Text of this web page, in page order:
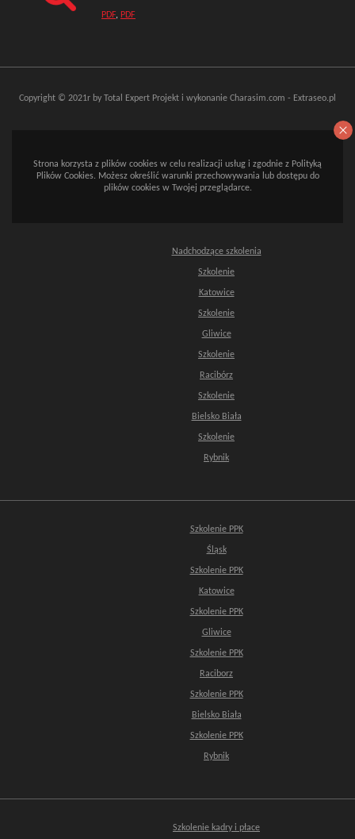
PDF, PDF
Copyright © 2021r by Total Expert Projekt i wykonanie Charasim.com - Extraseo.pl
Strona korzysta z plików cookies w celu realizacji usług i zgodnie z Polityką
Plików Cookies. Możesz określić warunki przechowywania lub dostępu do
plików cookies w Twojej przeglądarce.
Nadchodzące szkolenia
Szkolenie
Katowice
Szkolenie
Gliwice
Szkolenie
Racibórz
Szkolenie
Bielsko Biała
Szkolenie
Rybnik
Szkolenie PPK
Śląsk
Szkolenie PPK
Katowice
Szkolenie PPK
Gliwice
Szkolenie PPK
Raciborz
Szkolenie PPK
Bielsko Biała
Szkolenie PPK
Rybnik
Szkolenie kadry i płace